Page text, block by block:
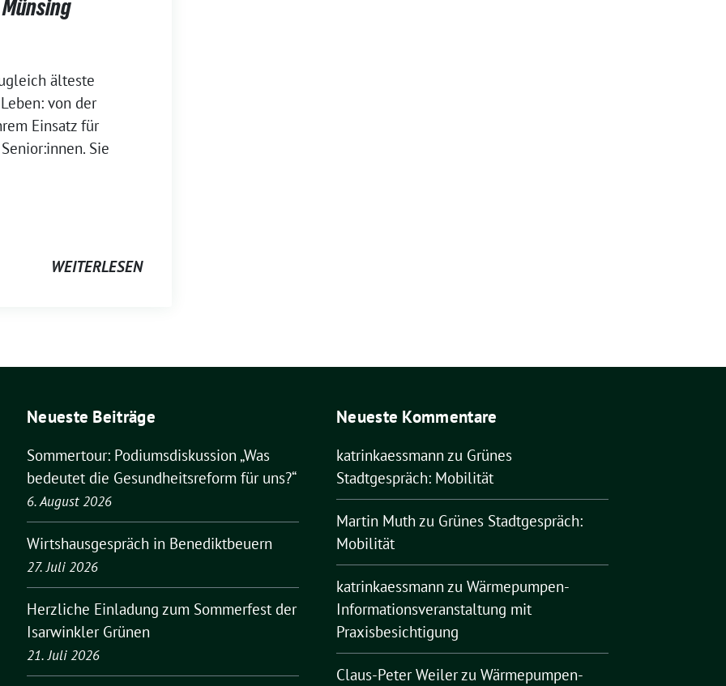
älteste
von der
Einsatz für
Sie
WEITERLESEN
Neueste Beiträge
Sommertour: Podiumsdiskussion „Was
bedeutet die Gesundheitsreform für uns?“
6. August 2026
Wirtshausgespräch in Benediktbeuern
27. Juli 2026
Herzliche Einladung zum Sommerfest der
Isarwinkler Grünen
21. Juli 2026
Neueste Kommentare
katrinkaessmann zu Grünes
Stadtgespräch: Mobilität
Martin Muth zu Grünes Stadtgespräch:
Mobilität
katrinkaessmann zu Wärmepumpen-
Informationsveranstaltung mit
Praxisbesichtigung
Claus-Peter Weilerzu Wärmepumpen-